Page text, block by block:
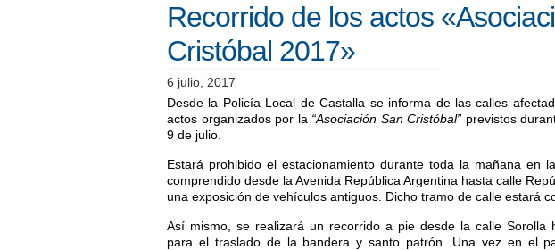
Recorrido de los actos
Cristóbal 2017»
6 julio, 2017
Desde la Policía Local de Castalla se informa de las calles
actos organizados por la “Asociación San Cristóbal” previstos
9 de julio.
Estará prohibido el estacionamiento durante toda la mañana en
comprendido desde la Avenida República Argentina hasta calle
una exposición de vehículos antiguos. Dicho tramo de calle estará
Así mismo, se realizará un recorrido a pie desde la calle Sorolla
para el traslado de la bandera y santo patrón. Una vez en el